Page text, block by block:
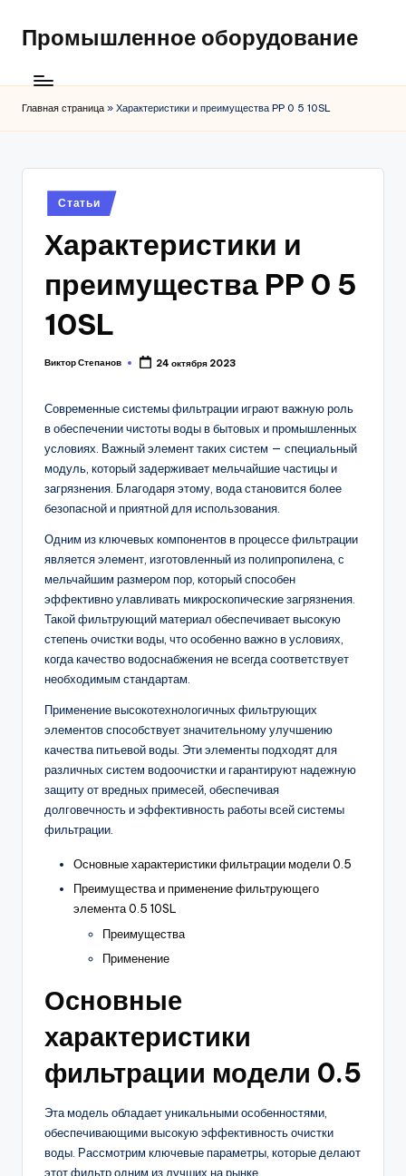
Промышленное оборудование
Главная страница » Характеристики и преимущества PP 0 5 10SL
Posted
in
Статьи
Характеристики и
преимущества PP 0 5
10SL
Posted
Виктор Степанов 24 октября 2023
Современные системы фильтрации играют важную роль
в обеспечении чистоты воды в бытовых и промышленных
условиях. Важный элемент таких систем — специальный
модуль, который задерживает мельчайшие частицы и
загрязнения. Благодаря этому, вода становится более
безопасной и приятной для использования.
Одним из ключевых компонентов в процессе фильтрации
является элемент, изготовленный из полипропилена, с
мельчайшим размером пор, который способен
эффективно улавливать микроскопические загрязнения.
Такой фильтрующий материал обеспечивает высокую
степень очистки воды, что особенно важно в условиях,
когда качество водоснабжения не всегда соответствует
необходимым стандартам.
Применение высокотехнологичных фильтрующих
элементов способствует значительному улучшению
качества питьевой воды. Эти элементы подходят для
различных систем водоочистки и гарантируют надежную
защиту от вредных примесей, обеспечивая
долговечность и эффективность работы всей системы
фильтрации.
Основные характеристики фильтрации модели 0.5
Преимущества и применение фильтрующего
элемента 0.5 10SL
Преимущества
Применение
Основные
характеристики
фильтрации модели 0.5
Эта модель обладает уникальными особенностями,
обеспечивающими высокую эффективность очистки
воды. Рассмотрим ключевые параметры, которые делают
этот фильтр одним из лучших на рынке.